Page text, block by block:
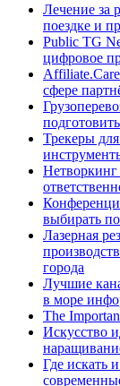
Лечение за
поездке и
Public TG
цифровое
сфере
Трекеры
Нетворкинг
выбирать
Лазерная
города
Лучшие
в море
The
Искусство
Где искать